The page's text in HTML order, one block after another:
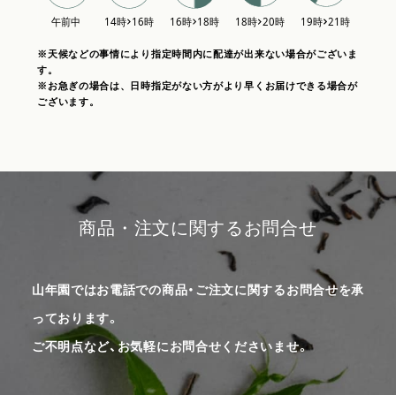
※天候などの事情により指定時間内に配達が出来ない場合がございま
す。
※お急ぎの場合は、日時指定がない方がより早くお届けできる場合が
ございます。
商品・注文に関するお問合せ
山年園ではお電話での商品・ご注文に関するお問合せを承
っております。
ご不明点など、お気軽にお問合せくださいませ。